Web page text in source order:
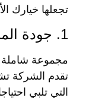
تجعلها خيارك
1. جودة المنتجات وتنوعها
مجموعة شاملة
تقدم الشركة
التي تلبي